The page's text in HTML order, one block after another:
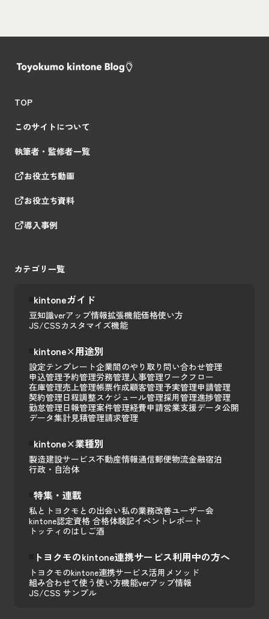
TOP
このサイトについて
執筆者・監修者一覧
お役立ち動画
お役立ち資料
導入事例
カテゴリ一覧
kintoneガイド
豆知識verアップ情報拡張機能価格使い方
JS/CSSカスタマイズ機能
kintone×用途別
設定テンプレート企業間のやり取り 問い合わせ管理
申込管理予約管理労務管理人事管理ワークフロー
在庫管理売上管理帳票作成顧客管理予実管理申請管理
契約管理日程調整スケジュール管理採用管理進捗管理
勤怠管理日報管理案件管理経費申請営業支援データ公開
データ集計見積管理請求管理
kintone×業種別
製造建設サービス不動産情報通信郵便物流金融宿泊
行政・自治体
特集・連載
私とトヨクモとの出会い私の業務改善ユーザー会
kintone認定資格 合格体験記イベントレポート
トッティのはしご酒
トヨクモのkintone連携サービス利用中の方へ
トヨクモのkintone連携サービス活用メソッド
組み合わせて使う 使い方機能verアップ情報
JS/CSS サンプル